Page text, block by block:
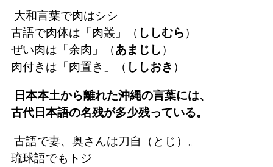
大和言葉で肉はシシ
古語で肉体は「肉叢」（ ししむら ）
ぜい肉は「余肉」（あまじし ）
肉付きは「肉置き」（ ししおき ）
日本本土から離れた沖縄の言葉には、
古代日本語の名残が多少残っている。
古語で妻、奥さんは刀自（とじ）。
琉球語でもトジ